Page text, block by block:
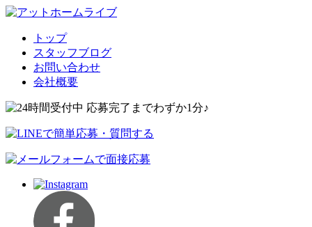
トップ
スタッフブログ
お問い合わせ
会社概要